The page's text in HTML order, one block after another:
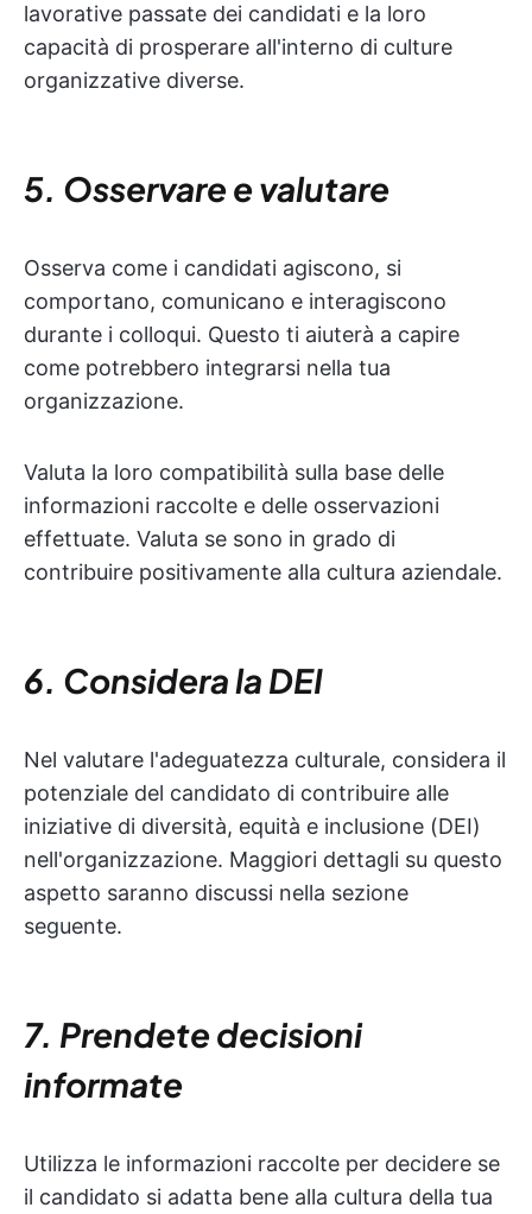
lavorative passate dei candidati e la loro
capacità di prosperare all'interno di culture
organizzative diverse.
5. Osservare e valutare
Osserva come i candidati agiscono, si
comportano, comunicano e interagiscono
durante i colloqui. Questo ti aiuterà a capire
come potrebbero integrarsi nella tua
organizzazione.
Valuta la loro compatibilità sulla base delle
informazioni raccolte e delle osservazioni
effettuate. Valuta se sono in grado di
contribuire positivamente alla cultura aziendale.
6. Considera la DEI
Nel valutare l'adeguatezza culturale, considera il
potenziale del candidato di contribuire alle
iniziative di diversità, equità e inclusione (DEI)
nell'organizzazione. Maggiori dettagli su questo
aspetto saranno discussi nella sezione
seguente.
7. Prendete decisioni
informate
Utilizza le informazioni raccolte per decidere se
il candidato si adatta bene alla cultura della tua